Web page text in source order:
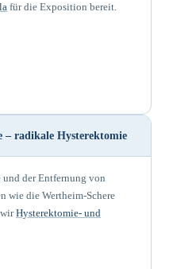
für die Exposition bereit.
– radikale Hysterektomie
der Entfernung von
wie die Wertheim-Schere
wirHysterektomie- und